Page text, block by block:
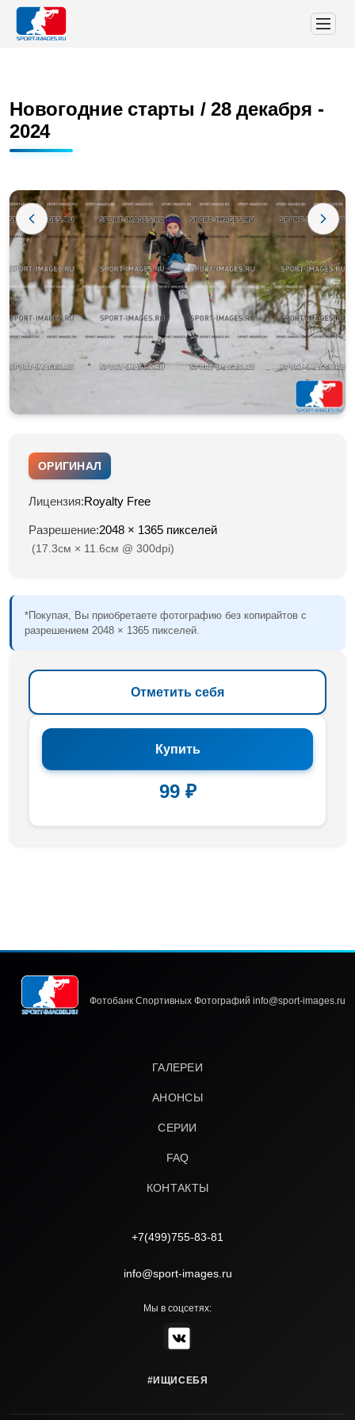
Новогодние старты / 28 декабря -
2024
ОРИГИНАЛ
Лицензия:Royalty Free
Разрешение:2048 × 1365 пикселей
(17.3см × 11.6см @ 300dpi)
*Покупая, Вы приобретаете фотографию без копирайтов с
разрешением 2048 × 1365 пикселей.
Отметить себя
Купить
99 ₽
Фотобанк Спортивных Фотографий info@sport-images.ru
ГАЛЕРЕИ
АНОНСЫ
СЕРИИ
FAQ
КОНТАКТЫ
+7(499)755-83-81
info@sport-images.ru
Мы в соцсетях:
#ИЩИСЕБЯ